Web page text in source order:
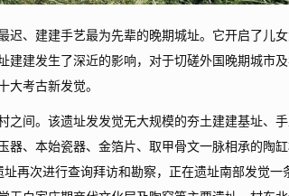
、建建手艺最为先辈的晚期城址。它开启了儿
建建发生了深近的影响，对于切磋外国晚期城市
大考古新发觉。
间。该遗址发发觉无大规模的夯土建建基址、
器、本始瓷器、金箔片、取甲骨文一脉相承的陶
再次进行查询拜访和勘察，正在遗址南部发觉一